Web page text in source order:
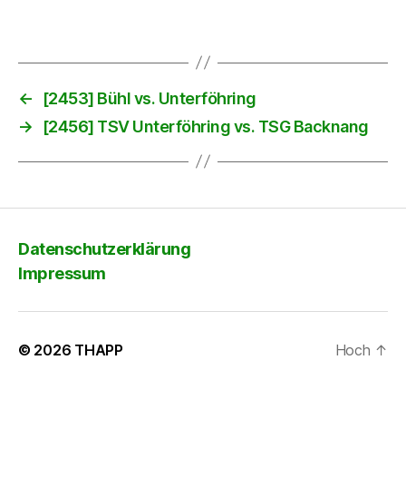
←
[2453] Bühl vs. Unterföhring
→
[2456] TSV Unterföhring vs. TSG Backnang
Datenschutzerklärung
Impressum
© 2026 THAPP Hoch ↑